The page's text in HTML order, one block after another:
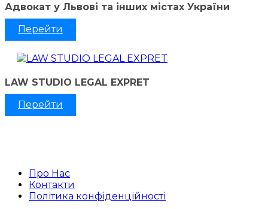
Адвокат у Львові та інших містах України
Перейти
LAW STUDIO LEGAL EXPRET
Перейти
Про Нас
Контакти
Політика конфіденційності